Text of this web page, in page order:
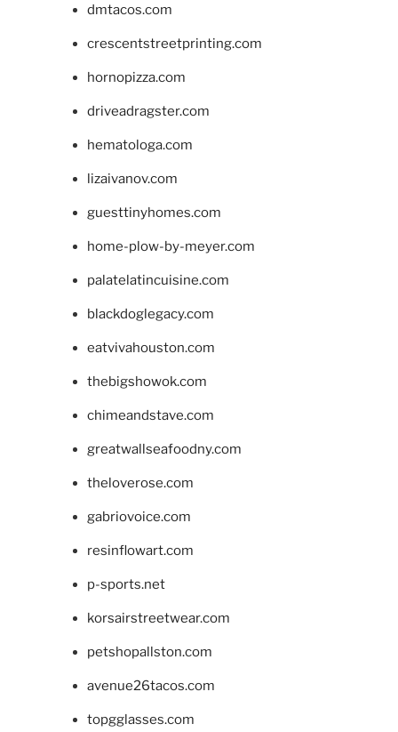
dmtacos.com
crescentstreetprinting.com
hornopizza.com
driveadragster.com
hematologa.com
lizaivanov.com
guesttinyhomes.com
home-plow-by-meyer.com
palatelatincuisine.com
blackdoglegacy.com
eatvivahouston.com
thebigshowok.com
chimeandstave.com
greatwallseafoodny.com
theloverose.com
gabriovoice.com
resinflowart.com
p-sports.net
korsairstreetwear.com
petshopallston.com
avenue26tacos.com
topgglasses.com